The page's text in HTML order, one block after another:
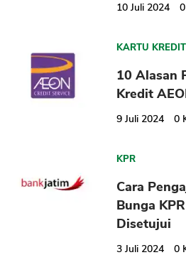
10 Juli 2024 0
KARTU KREDIT
10 Alasan
Kredit
9 Juli 2024 0
KPR
Cara
Bunga
Disetujui
3 Juli 2024 0